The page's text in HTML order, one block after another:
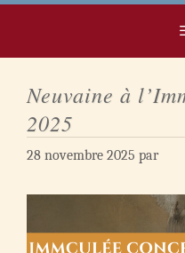
Neuvaine à
2025
28 novembre 2025 par